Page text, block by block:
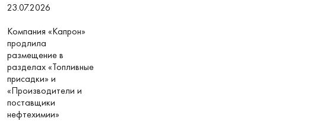
23.07.2026
Компания «Капрон»
продлила
размещение в
разделах «Топливные
присадки» и
«Производители и
поставщики
нефтехимии»